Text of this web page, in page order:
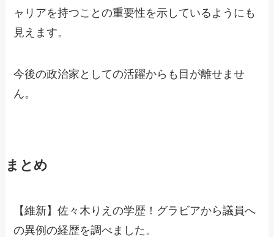
ャリアを持つことの重要性を示しているようにも
見えます。
今後の政治家としての活躍からも目が離せませ
ん。
まとめ
【維新】佐々木りえの学歴！グラビアから議員へ
の異例の経歴を調べました。